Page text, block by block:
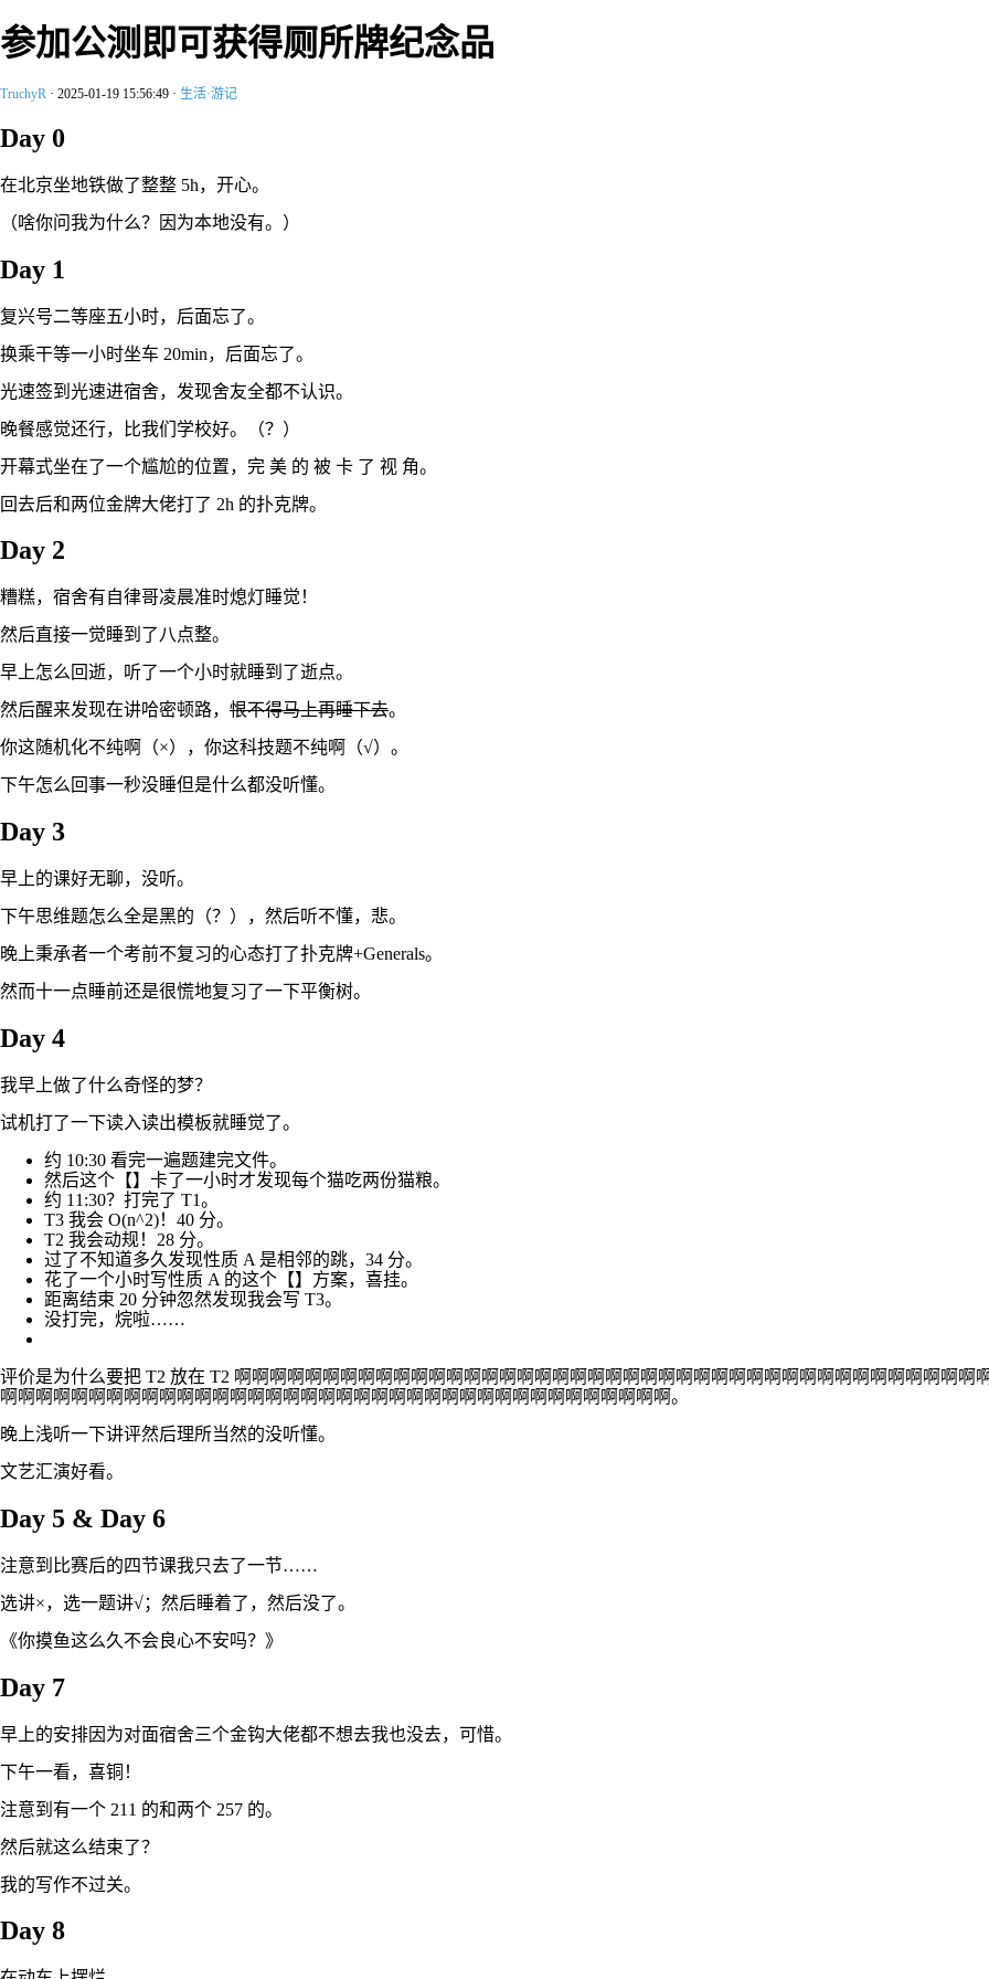
参加公测即可获得厕所牌纪念品
TruchyR · 2025-01-19 15:56:49 · 生活·游记
Day 0
在北京坐地铁做了整整 5h，开心。
（啥你问我为什么？因为本地没有。）
Day 1
复兴号二等座五小时，后面忘了。
换乘干等一小时坐车 20min，后面忘了。
光速签到光速进宿舍，发现舍友全都不认识。
晚餐感觉还行，比我们学校好。（？）
开幕式坐在了一个尴尬的位置，完 美 的 被 卡 了 视 角。
回去后和两位金牌大佬打了 2h 的扑克牌。
Day 2
糟糕，宿舍有自律哥凌晨准时熄灯睡觉！
然后直接一觉睡到了八点整。
早上怎么回逝，听了一个小时就睡到了逝点。
然后醒来发现在讲哈密顿路， 恨不得马上再睡下去。
你这随机化不纯啊（×），你这科技题不纯啊（√）。
下午怎么回事一秒没睡但是什么都没听懂。
Day 3
早上的课好无聊，没听。
下午思维题怎么全是黑的（？），然后听不懂，悲。
晚上秉承者一个考前不复习的心态打了扑克牌+Generals。
然而十一点睡前还是很慌地复习了一下平衡树。
Day 4
我早上做了什么奇怪的梦？
试机打了一下读入读出模板就睡觉了。
约 10:30 看完一遍题建完文件。
然后这个【】卡了一小时才发现每个猫吃两份猫粮。
约 11:30？打完了 T1。
T3 我会 O(n^2)！40 分。
T2 我会动规！28 分。
过了不知道多久发现性质 A 是相邻的跳，34 分。
花了一个小时写性质 A 的这个【】方案，喜挂。
距离结束 20 分钟忽然发现我会写 T3。
没打完，烷啦……
评价是为什么要把 T2 放在 T2 啊啊啊啊啊啊啊啊啊啊啊啊啊啊啊啊啊啊啊啊啊啊啊啊啊啊啊啊啊啊啊啊啊啊啊啊啊啊啊啊啊
啊啊啊啊啊啊啊啊啊啊啊啊啊啊啊啊啊啊啊啊啊啊啊啊啊啊啊啊啊啊啊啊啊啊啊啊啊啊。
晚上浅听一下讲评然后理所当然的没听懂。
文艺汇演好看。
Day 5 & Day 6
注意到比赛后的四节课我只去了一节……
选讲×，选一题讲√；然后睡着了，然后没了。
《你摸鱼这么久不会良心不安吗？》
Day 7
早上的安排因为对面宿舍三个金钩大佬都不想去我也没去，可惜。
下午一看，喜铜！
注意到有一个 211 的和两个 257 的。
然后就这么结束了？
我的写作不过关。
Day 8